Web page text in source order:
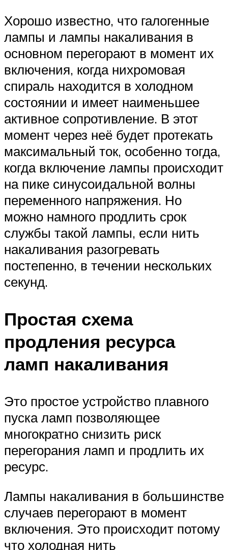
Хорошо известно, что галогенные
лампы и лампы накаливания в
основном перегорают в момент их
включения, когда нихромовая
спираль находится в холодном
состоянии и имеет наименьшее
активное сопротивление. В этот
момент через неё будет протекать
максимальный ток, особенно тогда,
когда включение лампы происходит
на пике синусоидальной волны
переменного напряжения. Но
можно намного продлить срок
службы такой лампы, если нить
накаливания разогревать
постепенно, в течении нескольких
секунд.
Простая схема
продления ресурса
ламп накаливания
Это простое устройство плавного
пуска ламп позволяющее
многократно снизить риск
перегорания ламп и продлить их
ресурс.
Лампы накаливания в большинстве
случаев перегорают в момент
включения. Это происходит потому
что холодная нить